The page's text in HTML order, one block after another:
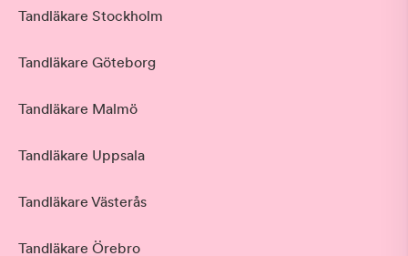
Tandläkare Stockholm
Tandläkare Göteborg
Tandläkare Malmö
Tandläkare Uppsala
Tandläkare Västerås
Tandläkare Örebro